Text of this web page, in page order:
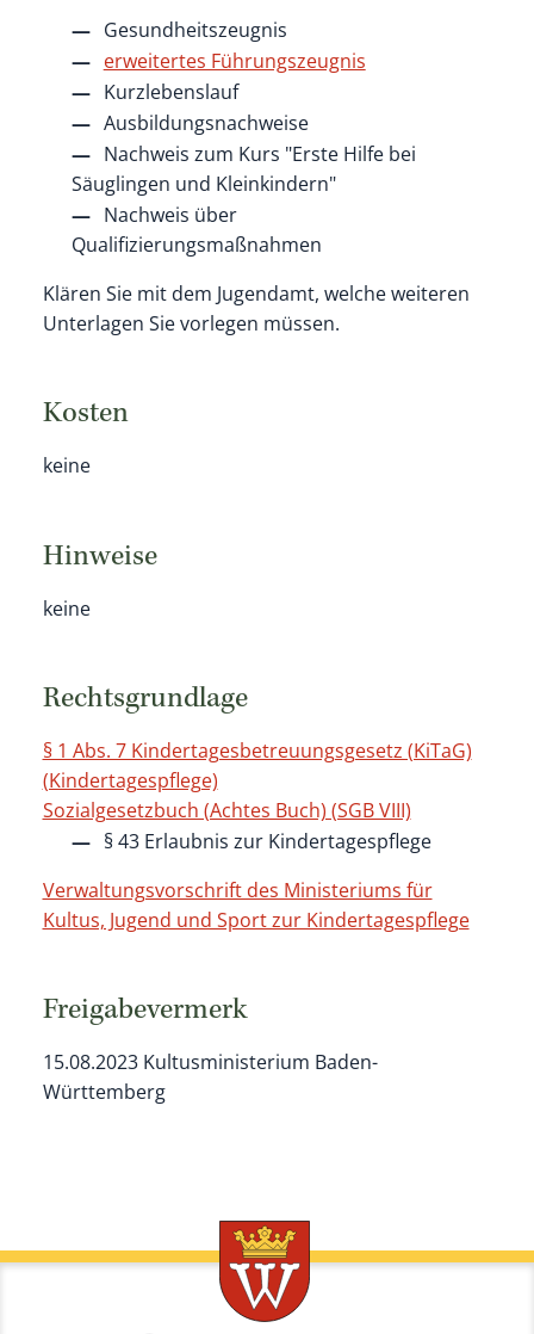
Gesundheitszeugnis
erweitertes Führungszeugnis
Kurzlebenslauf
Ausbildungsnachweise
Nachweis zum Kurs "Erste Hilfe bei
Säuglingen und Kleinkindern"
Nachweis über
Qualifizierungsmaßnahmen
Klären Sie mit dem Jugendamt, welche weiteren
Unterlagen Sie vorlegen müssen.
Kosten
keine
Hinweise
keine
Rechtsgrundlage
§ 1 Abs. 7 Kindertagesbetreuungsgesetz (KiTaG)
(Kindertagespflege)
Sozialgesetzbuch (Achtes Buch) (SGB VIII)
§ 43 Erlaubnis zur Kindertagespflege
Verwaltungsvorschrift des Ministeriums für
Kultus, Jugend und Sport zur Kindertagespflege
Freigabevermerk
15.08.2023 Kultusministerium Baden-
Württemberg